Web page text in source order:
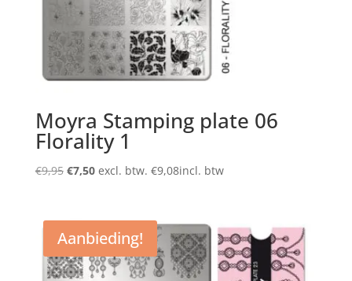
Moyra Stamping plate 06
Florality 1
€9,95 Oorspronkelijke
€9,95.
€7,50Huidige
€7,50.
excl. btw. €9,08incl. btw
Aanbieding!